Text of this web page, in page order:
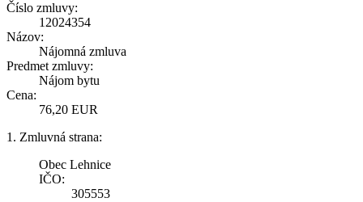
Číslo zmluvy:
12024354
Názov:
Nájomná zmluva
Predmet zmluvy:
Nájom bytu
Cena:
76,20 EUR
1. Zmluvná strana:
Obec Lehnice
IČO:
305553